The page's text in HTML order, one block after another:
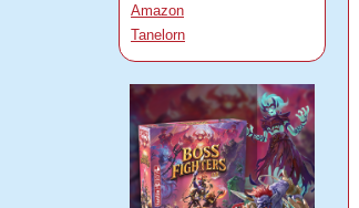
Amazon
Tanelorn